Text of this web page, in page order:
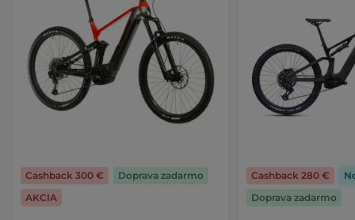
Cashback 300 €
Doprava zadarmo
AKCIA
Cashback 280 €
Doprava zadarmo